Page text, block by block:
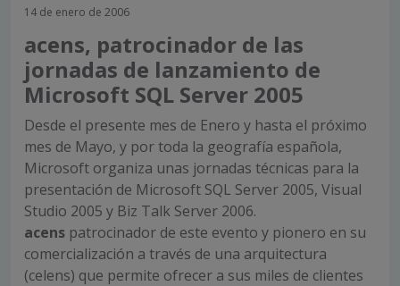
14 de enero de 2006
acens, patrocinador de las
jornadas de lanzamiento de
Microsoft SQL Server 2005
Desde el presente mes de Enero y hasta el próximo
mes de Mayo, y por toda la geografía española,
Microsoft organiza unas jornadas técnicas para la
presentación de Microsoft SQL Server 2005, Visual
Studio 2005 y Biz Talk Server 2006.
acens patrocinador de este evento y pionero en su
comercialización a través de una arquitectura
(celens) que permite ofrecer a sus miles de clientes